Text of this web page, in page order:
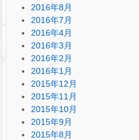
2016年8月
2016年7月
2016年4月
2016年3月
2016年2月
2016年1月
2015年12月
2015年11月
2015年10月
2015年9月
2015年8月